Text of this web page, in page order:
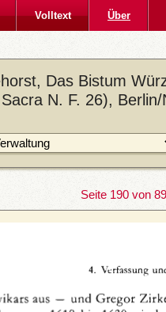
Volltext Über
Das Bistum
N. F. 26), Berlin/
Seite 190 von